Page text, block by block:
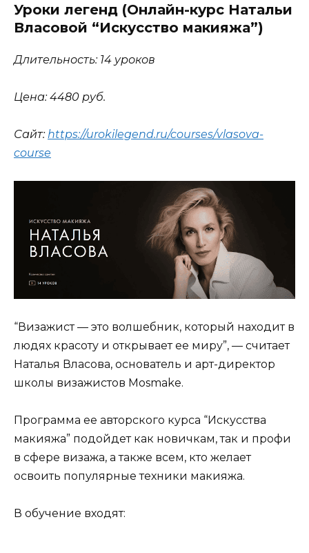
Уроки легенд (Онлайн-курс Натальи
Власовой “Искусство макияжа”)
Длительность: 14 уроков
Цена: 4480 руб.
Сайт:https://urokilegend.ru/courses/vlasova-
course
“Визажист — это волшебник, который находит в
людях красоту и открывает ее миру”, — считает
Наталья Власова, основатель и арт-директор
школы визажистов Mosmake.
Программа ее авторского курса “Искусства
макияжа” подойдет как новичкам, так и профи
в сфере визажа, а также всем, кто желает
освоить популярные техники макияжа.
В обучение входят: